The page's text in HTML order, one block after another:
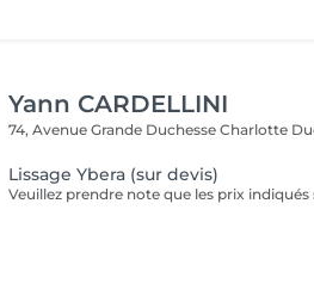
Yann CARDELLINI
74, Avenue Grande Duchesse Charlotte
Lissage Ybera (sur devis)